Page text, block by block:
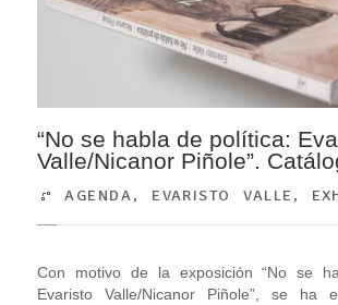
“No se habla de política:
Valle/Nicanor Piñole”.
AGENDA, EVARISTO VALLE ,
Con motivo de la exposición “No se
Evaristo Valle/Nicanor Piñole”, se ha